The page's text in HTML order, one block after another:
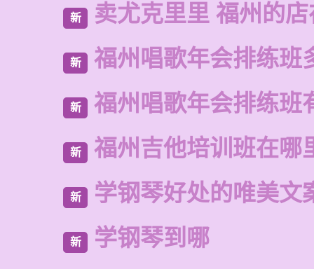
新 卖尤克里里 福州的
新 福州唱歌年会排练班
新 福州唱歌年会排练班
新 福州吉他培训班在哪
新 学钢琴好处的唯美文
新 学钢琴到哪